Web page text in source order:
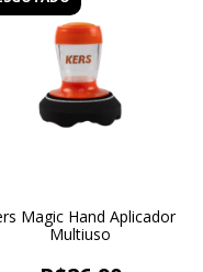
Magic Hand Aplicador
Multiuso